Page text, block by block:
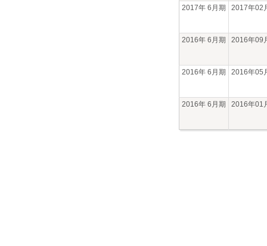
2017年 6月期 2017年02
2016年 6月期 2016年09
2016年 6月期 2016年05
2016年 6月期 2016年01